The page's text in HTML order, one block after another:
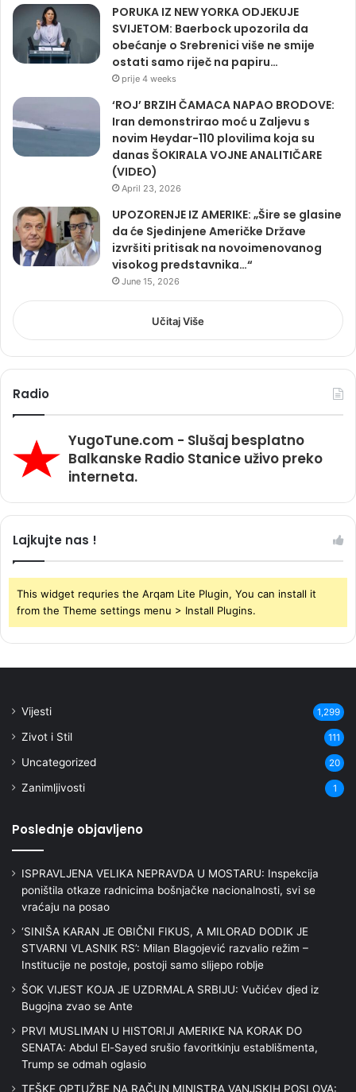
PORUKA IZ NEW YORKA ODJEKUJE
SVIJETOM: Baerbock upozorila da
obećanje o Srebrenici više ne smije
ostati samo riječ na papiru…
prije 4 weeks
‘ROJ’ BRZIH ČAMACA NAPAO BRODOVE:
Iran demonstrirao moć u Zaljevu s
novim Heydar-110 plovilima koja su
danas ŠOKIRALA VOJNE ANALITIČARE
(VIDEO)
April 23, 2026
UPOZORENJE IZ AMERIKE: „Šire se glasine
da će Sjedinjene Američke Države
izvršiti pritisak na novoimenovanog
visokog predstavnika…“
June 15, 2026
Učitaj Više
Radio
YugoTune.com - Slušaj besplatno
Balkanske Radio Stanice uživo preko
interneta.
Lajkujte nas !
This widget requries the Arqam Lite Plugin, You can install it
from the Theme settings menu > Install Plugins.
Vijesti 1,299
Zivot i Stil 111
Uncategorized 20
Zanimljivosti 1
Poslednje objavljeno
ISPRAVLJENA VELIKA NEPRAVDA U MOSTARU: Inspekcija
poništila otkaze radnicima bošnjačke nacionalnosti, svi se
vraćaju na posao
‘SINIŠA KARAN JE OBIČNI FIKUS, A MILORAD DODIK JE
STVARNI VLASNIK RS’: Milan Blagojević razvalio režim –
Institucije ne postoje, postoji samo slijepo roblje
ŠOK VIJEST KOJA JE UZDRMALA SRBIJU: Vučićev djed iz
Bugojna zvao se Ante
PRVI MUSLIMAN U HISTORIJI AMERIKE NA KORAK DO
SENATA: Abdul El-Sayed srušio favoritkinju establišmenta,
Trump se odmah oglasio
TEŠKE OPTUŽBE NA RAČUN MINISTRA VANJSKIH POSLOVA: